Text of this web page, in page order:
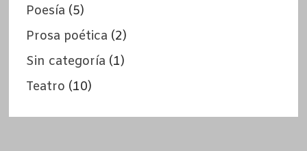
Poesía (5)
Prosa poética (2)
Sin categoría (1)
Teatro (10)